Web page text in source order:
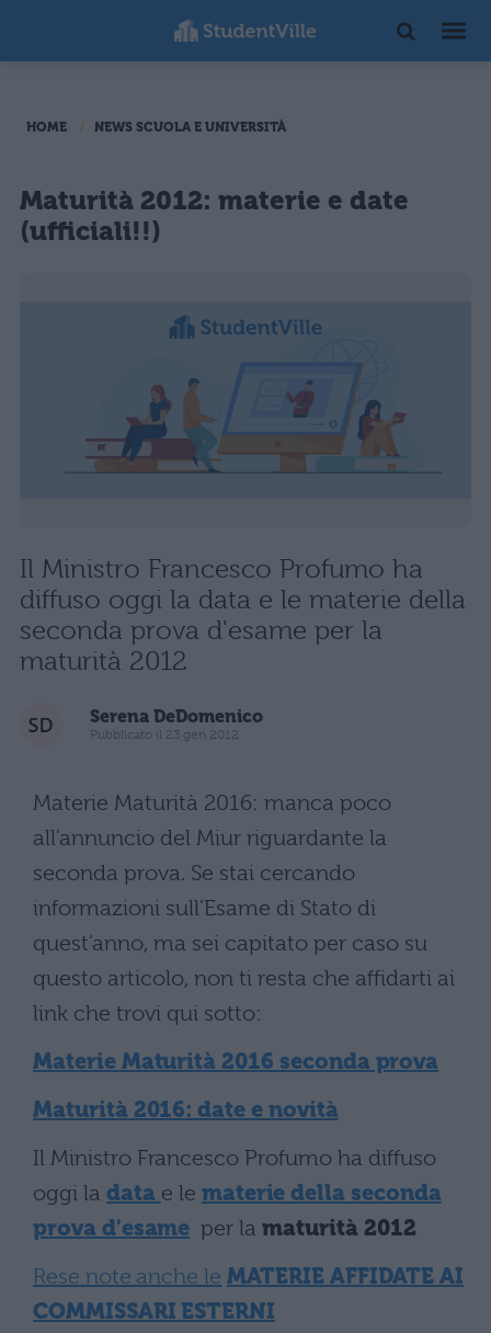
HOME NEWS SCUOLA E UNIVERSITÀ
Maturità 2012: materie e date
(ufficiali!!)
Il Ministro Francesco Profumo ha
diffuso oggi la data e le materie della
seconda prova d'esame per la
maturità 2012
Serena DeDomenico
Pubblicato il 23 gen 2012
Materie Maturità 2016: manca poco
all'annuncio del Miur riguardante la
seconda prova. Se stai cercando
informazioni sull'Esame di Stato di
quest'anno, ma sei capitato per caso su
questo articolo, non ti resta che affidarti ai
link che trovi qui sotto:
Materie Maturità 2016 seconda prova
Maturità 2016: date e novità
Il Ministro Francesco Profumo ha diffuso
oggi la data e le materie della seconda
prova d'esame per la maturità 2012
Rese note anche le MATERIE AFFIDATE AI
COMMISSARI ESTERNI